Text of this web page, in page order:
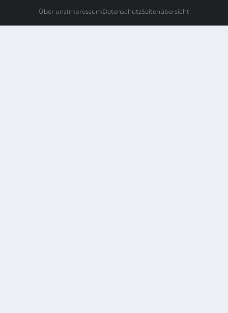
Über unsImpressumDatenschutzSeitenübersicht